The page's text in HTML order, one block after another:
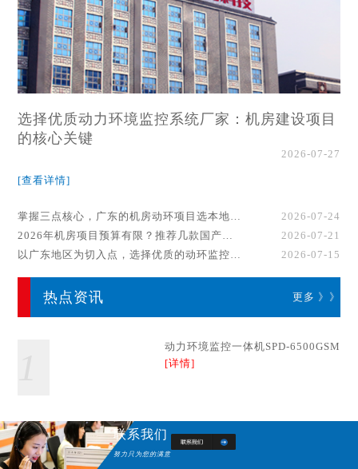
选择优质动力环境监控系统厂家：机房建设项目
的核心关键
2026-07-27
[查看详情]
掌握三点核心，广东的机房动环项目选本地厂家事半功倍！
2026-07-24
2026年机房项目预算有限？推荐几款国产动环监控系统品牌
2026-07-21
以广东地区为切入点，选择优质的动环监控系统厂家
2026-07-15
热点资讯 更多 》》
动力环境监控一体机SPD-6500GSM
[详情]
联系我们
努力只为您的满意